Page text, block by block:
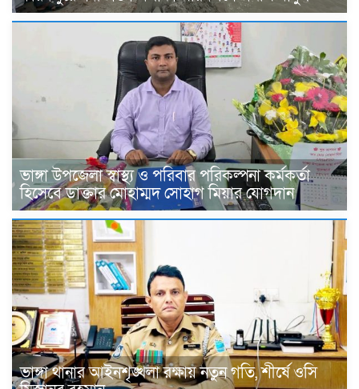
ভাঙ্গা উপজেলা স্বাস্থ্য ও পরিবার পরিকল্পনা কর্মকর্তা
হিসেবে ডাক্তার মোহাম্মদ সোহাগ মিয়ার যোগদান
ভাঙ্গা থানার আইনশৃঙ্খলা রক্ষায় নতুন গতি, শীর্ষে ওসি